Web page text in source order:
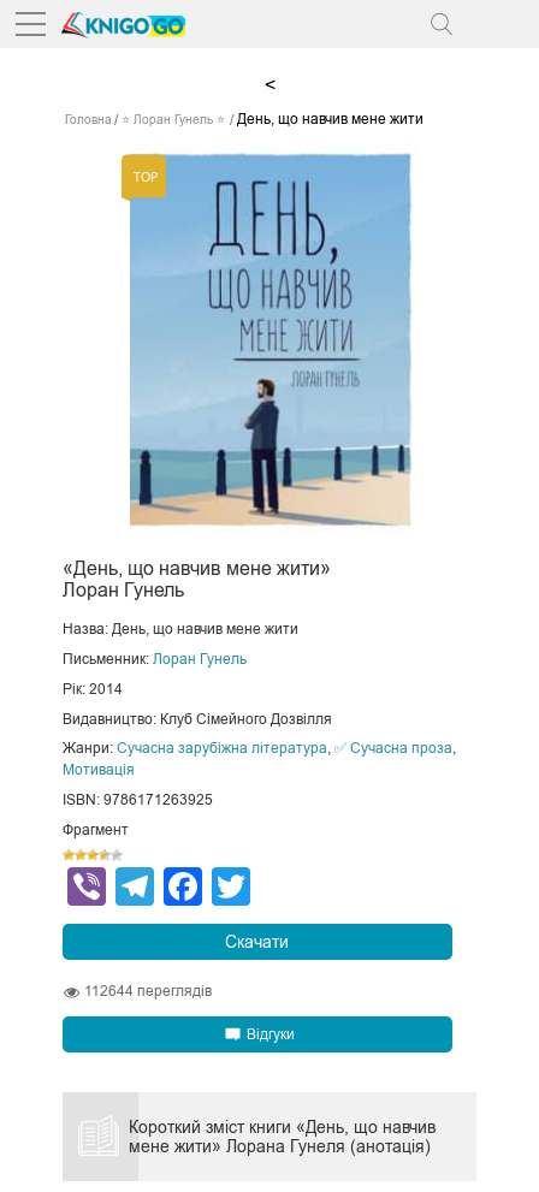
<
Головна ⭐ Лоран Гунель ⭐ День, що навчив мене жити
«День, що навчив мене жити»
Лоран Гунель
Назва: День, що навчив мене жити
Письменник: Лоран Гунель
Рік: 2014
Видавництво: Клуб Сімейного Дозвілля
Жанри: Сучасна зарубіжна література, ✅ Сучасна проза,
Мотивація
ISBN: 9786171263925
Фрагмент
ViberTelegram
Facebook
Скачати
112644 переглядів
Відгуки
Короткий зміст книги «День, що навчив
мене жити» Лорана Гунеля (анотація)